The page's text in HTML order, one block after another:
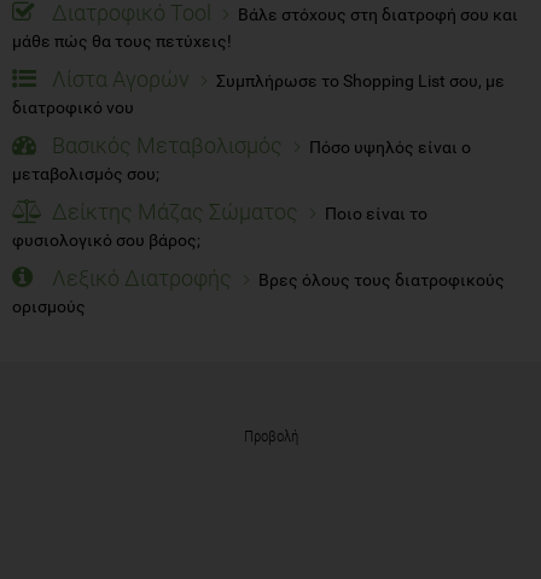
Διατροφικό Tool
Βάλε στόχους στη διατροφή σου και
μάθε πώς θα τους πετύχεις!
Λίστα Αγορών
Συμπλήρωσε το Shopping List σου, με
διατροφικό νου
Βασικός Μεταβολισμός
Πόσο υψηλός είναι ο
μεταβολισμός σου;
Δείκτης Μάζας Σώματος
Ποιο είναι το
φυσιολογικό σου βάρος;
Λεξικό Διατροφής
Βρες όλους τους διατροφικούς
ορισμούς
Προβολή